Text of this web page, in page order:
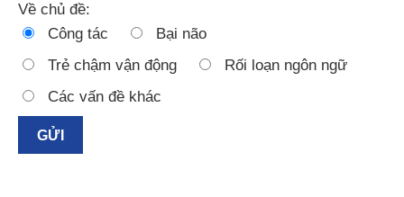
Về chủ đề:
Công tác
Bại não
Trẻ chậm vận động
Rối loạn ngôn ngữ
Các vấn đề khác